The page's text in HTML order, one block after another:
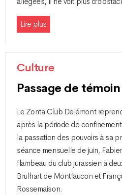
Lire plus
Culture
Passage de témoin
Le Zonta Club Delémont
après la période de
la passation des pouvoirs à sa
séance mensuelle de juin,
flambeau du club jurassien à
Brulhart de Montfaucon et
Rossemaison.